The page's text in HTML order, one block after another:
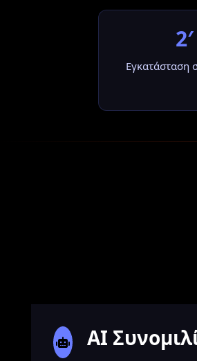
2′
Εγκατάσταση
AI